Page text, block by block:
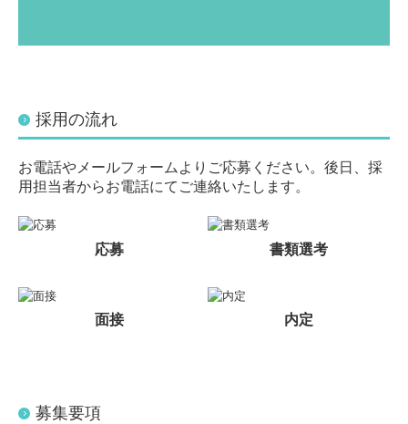
採用の流れ
お電話やメールフォームよりご応募ください。後日、採
用担当者からお電話にてご連絡いたします。
応募 書類選考
面接 内定
募集要項